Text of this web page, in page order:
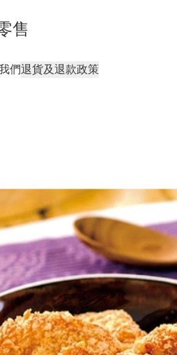
售
們退貨及退款政策